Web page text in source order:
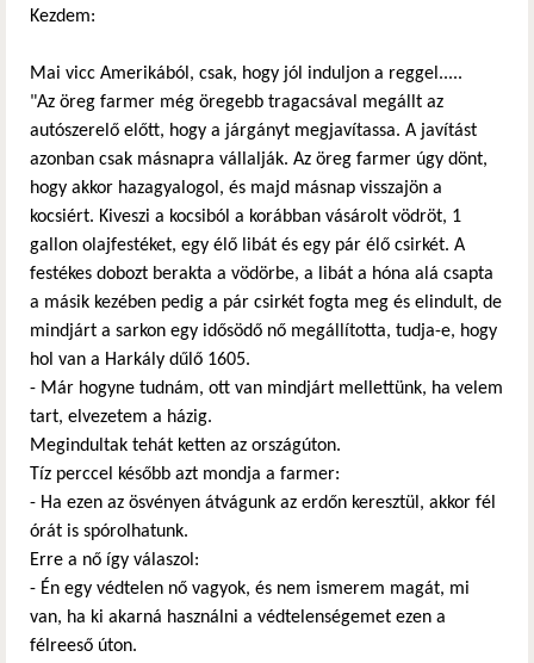
Kezdem:
Mai vicc Amerikából, csak, hogy jól induljon a reggel.....
"Az öreg farmer még öregebb tragacsával megállt az
autószerelő előtt, hogy a járgányt megjavítassa. A javítást
azonban csak másnapra vállalják. Az öreg farmer úgy dönt,
hogy akkor hazagyalogol, és majd másnap visszajön a
kocsiért. Kiveszi a kocsiból a korábban vásárolt vödröt, 1
gallon olajfestéket, egy élő libát és egy pár élő csirkét. A
festékes dobozt berakta a vödörbe, a libát a hóna alá csapta
a másik kezében pedig a pár csirkét fogta meg és elindult, de
mindjárt a sarkon egy idősödő nő megállította, tudja-e, hogy
hol van a Harkály dűlő 1605.
- Már hogyne tudnám, ott van mindjárt mellettünk, ha velem
tart, elvezetem a házig.
Megindultak tehát ketten az országúton.
Tíz perccel később azt mondja a farmer:
- Ha ezen az ösvényen átvágunk az erdőn keresztül, akkor fél
órát is spórolhatunk.
Erre a nő így válaszol:
- Én egy védtelen nő vagyok, és nem ismerem magát, mi
van, ha ki akarná használni a védtelenségemet ezen a
félreeső úton.